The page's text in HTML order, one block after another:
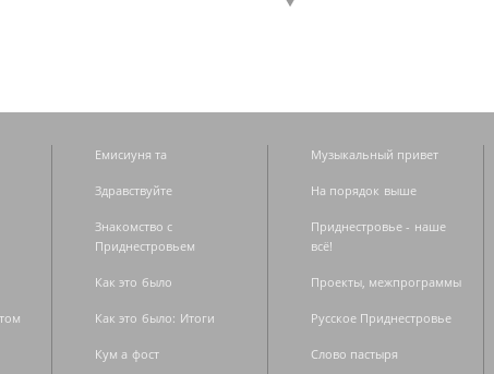
Емисиуня та
Здравствуйте
Знакомство с
Приднестровьем
Как это было
Как это было: Итоги
Кум а фост
Музыкальный привет
На порядок выше
Приднестровье - наше
всё!
Проекты, межпрограммы
Русское Приднестровье
Слово пастыря